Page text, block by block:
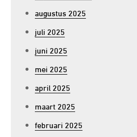
augustus 2025
juli 2025
juni 2025
mei 2025
april 2025
maart 2025
februari 2025